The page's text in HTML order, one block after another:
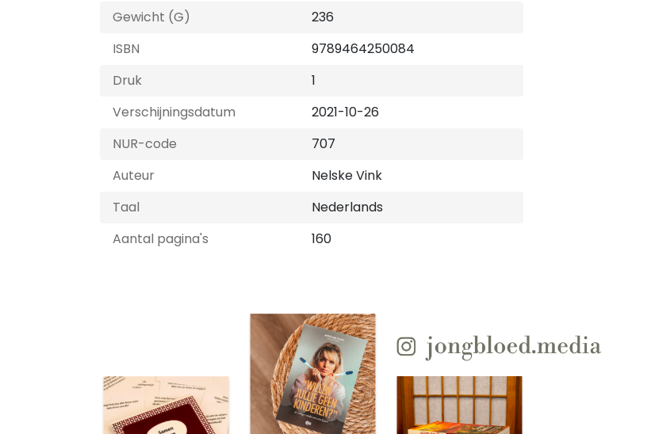
Gewicht (G)
236
ISBN
9789464250084
Druk
1
Verschijningsdatum
2021-10-26
NUR-code
707
Auteur
Nelske Vink
Taal
Nederlands
Aantal pagina's
160